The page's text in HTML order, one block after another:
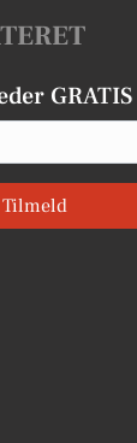
GRATIS
Tilmeld